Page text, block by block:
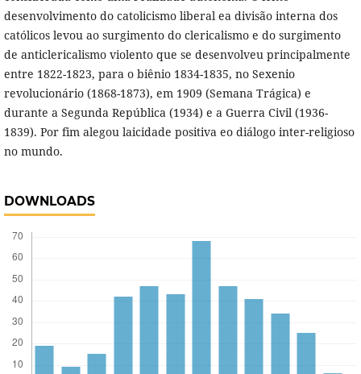
desenvolvimento do catolicismo liberal ea divisão interna dos
católicos levou ao surgimento do clericalismo e do surgimento
de anticlericalismo violento que se desenvolveu principalmente
entre 1822-1823, para o biênio 1834-1835, no Sexenio
revolucionário (1868-1873), em 1909 (Semana Trágica) e
durante a Segunda República (1934) e a Guerra Civil (1936-
1839). Por fim alegou laicidade positiva eo diálogo inter-religioso
no mundo.
DOWNLOADS